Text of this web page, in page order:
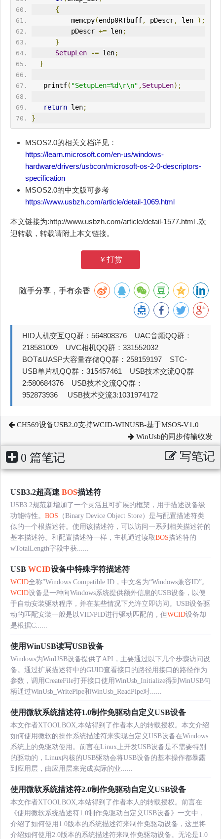
{
          memcpy
(endp0RTbuff, pDescr, len
);
          pDescr
+= len;
}
SetupLen
-= len;
}
   printf
( "SetupLen=%d\r\n" ,SetupLen);
return len;
}
MSOS2.0的相关文档详见：
https://learn.microsoft.com/en-us/windows-
hardware/drivers/usbcon/microsoft-os-2-0-descriptors-
specification
MSOS2.0的中文版可参考
https://www.usbzh.com/article/detail-1069.html
本文链接为:http://www.usbzh.com/article/detail-1577.html ,欢
迎转载，转载请附上本文链接。
￥打赏
随手分享，手有余香
HID人机交互QQ群：564808376 UAC音频QQ群：
218581009 UVC相机QQ群：331552032
BOT&UASP大容量存储QQ群：258159197 STC-
USB单片机QQ群：315457461 USB技术交流QQ群
2:580684376 USB技术交流QQ群：
952873936 USB技术交流3:1031974172
CH569设备USB2.0支持WCID-WINUSB-基于MSOS-V1.0
WinUsb的同步传输收发
0 篇笔记 写笔记
USB3.2超高速 BOS描述符
USB3.2规范新增加了一个灵活且可扩展的框架，用于描述设备级
功能特性。 BOS （Binary Device Object Store）是与配置描述符类
似的一个根描述符。使用该描述符，可以访问一系列相关描述符的
基本描述符。和配置描述符一样，主机通过读取BOS描述符的
wTotalLength字段中获......
USB WCID设备中特殊字符描述符
WCID全称”Windows Compatible ID，中文名为“Windows兼容ID”。
WCID设备是一种向Windows系统提供额外信息的USB设备，以便
于自动安装驱动程序，并在某些情况下允许立即访问。USB设备驱
动的匹配安装一般是以VID/PID进行驱动匹配的，但WCID设备却
是根据C......
使用WinUSB读写USB设备
Windows为WinUSB设备提供了API，主要通过以下几个步骤访问设
备。通过扩展描述符中的GUID查看接口的路径用接口的路径作为
参数，调用CreateFile打开接口使用WinUsb_Initialize得到WinUSB句
柄通过WinUsb_WritePipe和WinUsb_ReadPipe对......
使用微软系统描述符1.0制作免驱动自定义USB设备
本文作者XTOOLBOX,本站得到了作者本人的转载授权。本文介绍
如何使用微软的操作系统描述符来实现自定义USB设备在Windows
系统上的免驱动使用。前言在Linux上开发USB设备是不需要特别
的驱动的，Linux内核的USB驱动会将USB设备的基本操作都暴露
到应用层，由应用层来完成实际的业......
使用微软系统描述符2.0制作免驱动自定义USB设备
本文作者XTOOLBOX,本站得到了作者本人的转载授权。前言在
《使用微软系统描述符1.0制作免驱动自定义USB设备》一文中，
介绍了如何使用1.0版本的系统描述符来制作免驱动设备，这里将
介绍如何使用2.0版本的系统描述符来制作免驱动设备。无论是1.0